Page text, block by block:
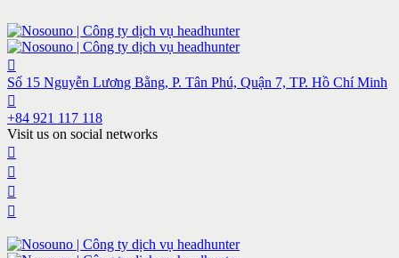
Số 15 Nguyễn Lương Bằng, P. Tân Phú, Quận 7, TP. Hồ Chí Minh
+84 921 117 118
Visit us on social networks